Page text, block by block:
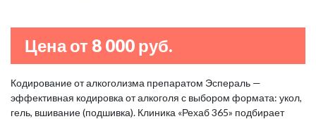
Цена от 8 000 руб.
Кодирование от алкоголизма препаратом Эспераль —
эффективная кодировка от алкоголя с выбором формата: укол,
гель, вшивание (подшивка). Клиника «Рехаб 365» подбирает